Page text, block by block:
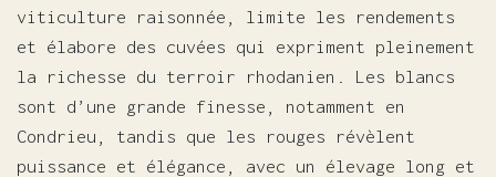
viticulture raisonnée, limite les rendements
et élabore des cuvées qui expriment pleinement
la richesse du terroir rhodanien. Les blancs
sont d’une grande finesse, notamment en
Condrieu, tandis que les rouges révèlent
puissance et élégance, avec un élevage long et